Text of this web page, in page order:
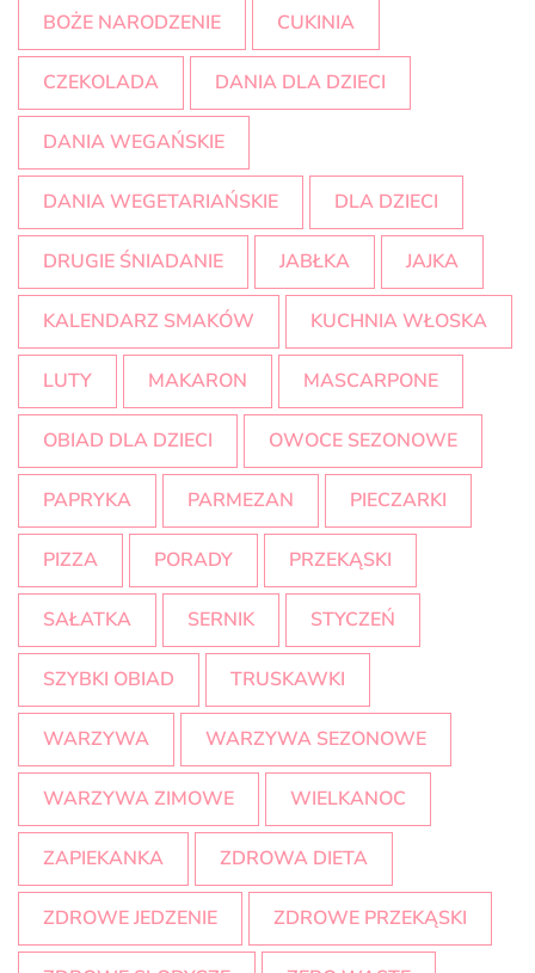
BOŻE NARODZENIE CUKINIA
CZEKOLADA DANIA DLA DZIECI
DANIA WEGAŃSKIE
DANIA WEGETARIAŃSKIE DLA DZIECI
DRUGIE ŚNIADANIE JABŁKA JAJKA
KALENDARZ SMAKÓW KUCHNIA WŁOSKA
LUTY MAKARON MASCARPONE
OBIAD DLA DZIECI OWOCE SEZONOWE
PAPRYKA PARMEZAN PIECZARKI
PIZZA PORADY PRZEKĄSKI
SAŁATKA SERNIK STYCZEŃ
SZYBKI OBIAD TRUSKAWKI
WARZYWA WARZYWA SEZONOWE
WARZYWA ZIMOWE WIELKANOC
ZAPIEKANKA ZDROWA DIETA
ZDROWE JEDZENIE ZDROWE PRZEKĄSKI